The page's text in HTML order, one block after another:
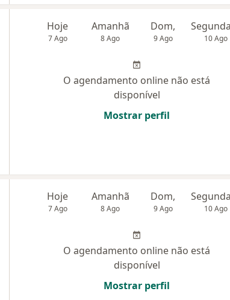
Hoje
7 Ago
Amanhã
8 Ago
Dom,
9 Ago 10 Ago
O agendamento online não está
disponível
Mostrar perfil
Hoje
7 Ago
Amanhã
8 Ago
Dom,
9 Ago 10 Ago
O agendamento online não está
disponível
Mostrar perfil